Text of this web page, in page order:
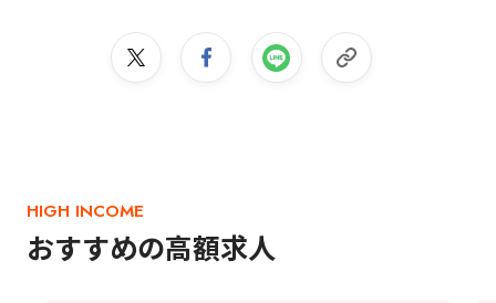
HIGH INCOME
おすすめの高額求人